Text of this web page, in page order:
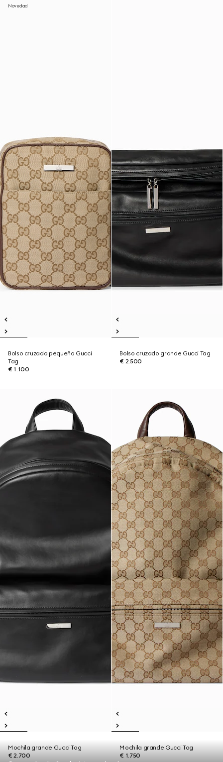
Novedad
Bolso cruzado pequeño Gucci
Tag
€ 1.100
Bolso cruzado grande Gucci Tag
€ 2.500
Mochila grande Gucci Tag
€ 2.700
Mochila grande Gucci Tag
€ 1.750